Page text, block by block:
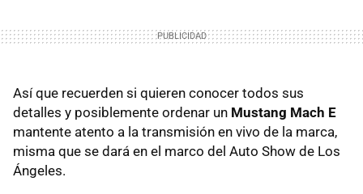
Así que recuerden si quieren conocer todos sus
detalles y posiblemente ordenar un Mustang Mach E
mantente atento a la transmisión en vivo de la marca,
misma que se dará en el marco del Auto Show de Los
Ángeles.